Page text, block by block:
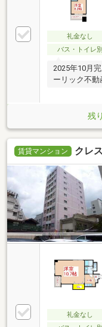
礼金なし
バス・トイレ別
2025年10月
ーリック不動
残
賃貸マンション クレ
礼金なし